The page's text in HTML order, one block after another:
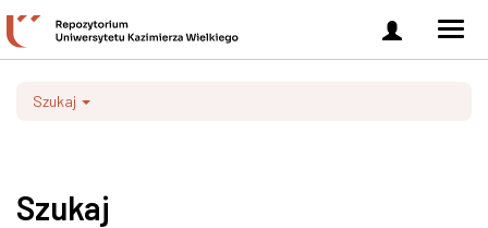
Zaloguj
się
Szukaj
Szukaj